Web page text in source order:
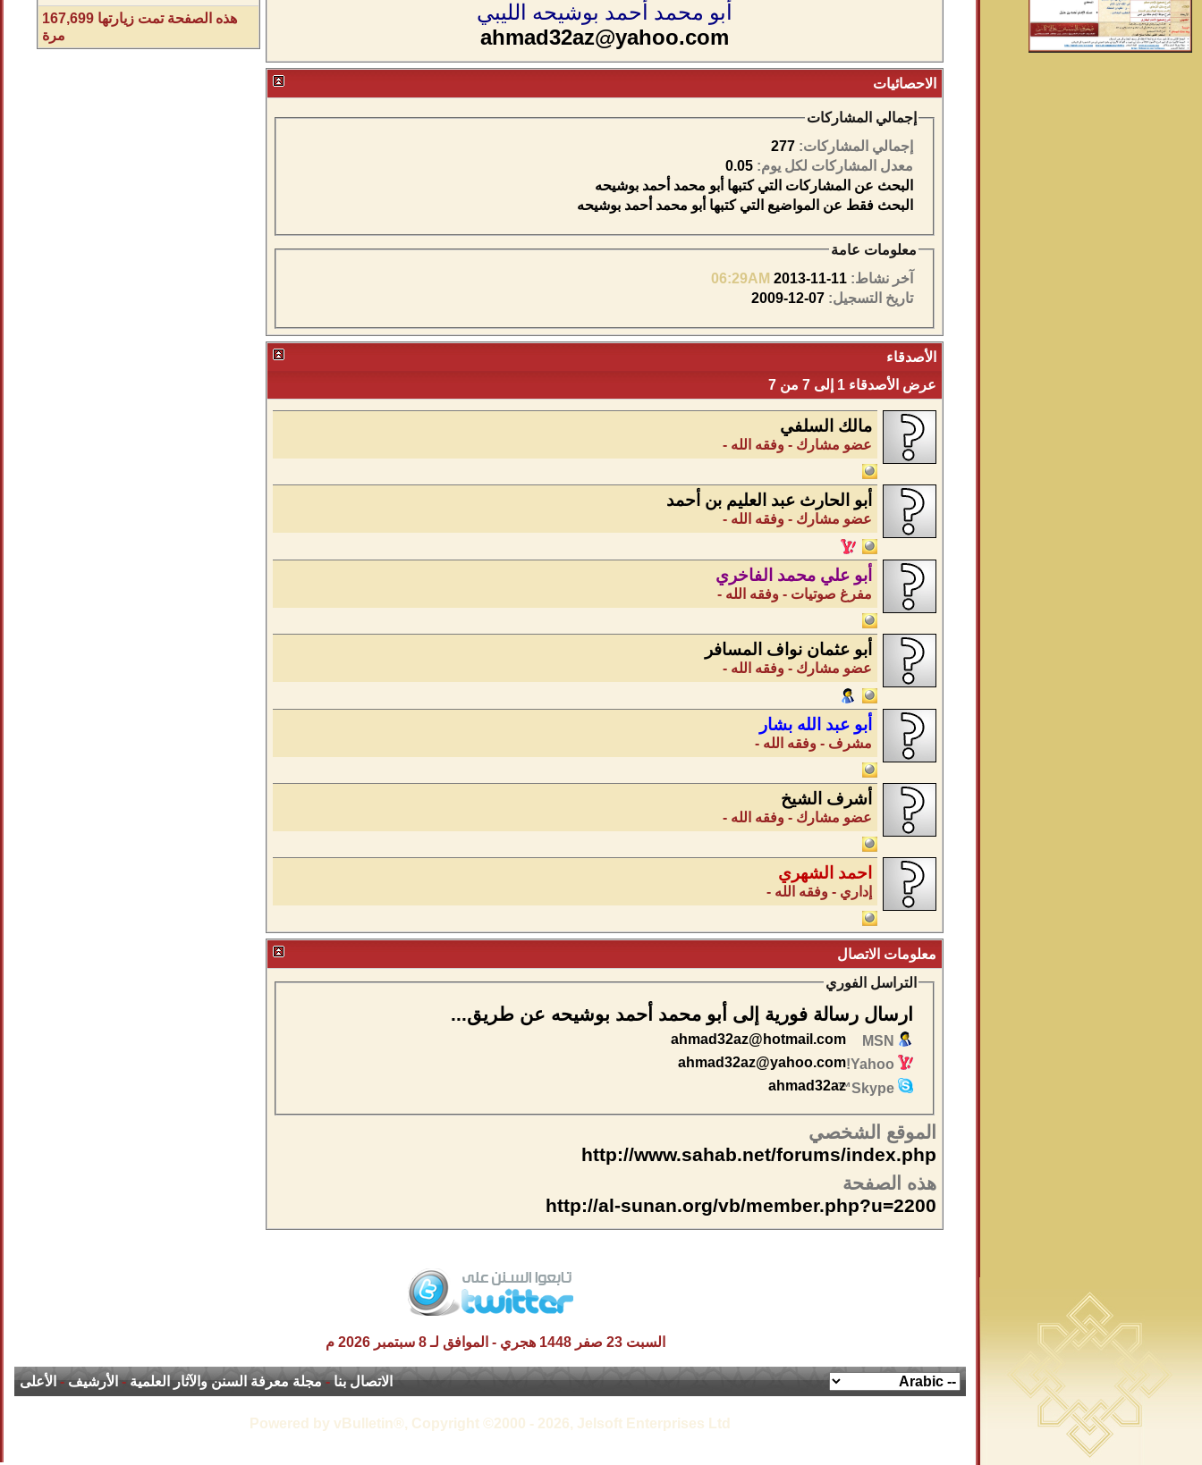
أبو محمد أحمد بوشيحه الليبي
ahmad32az@yahoo.com
الاحصائيات
إجمالي المشاركات
إجمالي المشاركات:
معدل المشاركات لكل يوم:
البحث عن المشاركات التي كتبها أبو محمد أحمد بوشيحه
البحث فقط عن المواضيع التي كتبها أبو محمد أحمد بوشيحه
معلومات عامة
آخر نشاط:
06:29AM
تاريخ التسجيل:
الأصدقاء
عرض الأصدقاء 1 إلى 7 من 7
مالك السلفي
عضو مشارك - وفقه الله -
أبو الحارث عبد العليم بن أحمد
عضو مشارك - وفقه الله -
أبو علي محمد الفاخري
مفرغ صوتيات - وفقه الله -
أبو عثمان نواف المسافر
عضو مشارك - وفقه الله -
أبو عبد الله بشار
مشرف - وفقه الله -
أشرف الشيخ
عضو مشارك - وفقه الله -
احمد الشهري
إداري - وفقه الله -
معلومات الاتصال
التراسل الفوري
ارسال رسالة فورية إلى أبو محمد أحمد بوشيحه عن طريق...
MSN
ahmad32az@hotmail.com
Yahoo!
ahmad32az@yahoo.com
Skype™
ahmad32az
الموقع الشخصي
http://www.sahab.net/forums/index.php
هذه الصفحة
http://al-sunan.org/vb/member.php?u=2200
هذه الصفحة تمت زيارتها 167,699
مرة
السبت 23 صفر 1448 هجري - الموافق لـ 8 سبتمبر 2026 م
الاتصال بنا-مجلة معرفة السنن والآثار العلمية-الأرشيف-الأعلى
Powered by vBulletin®, Copyright ©2000 - 2026, Jelsoft Enterprises Ltd